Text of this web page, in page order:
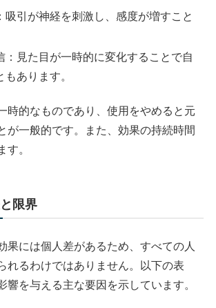
吸引が神経を刺激し、感度が増すこと
：見た目が一時的に変化することで自
あります。
時的なものであり、使用をやめると元
が一般的です。また、効果の持続時間
す。
限界
果には個人差があるため、すべての人
れるわけではありません。以下の表
響を与える主な要因を示しています。